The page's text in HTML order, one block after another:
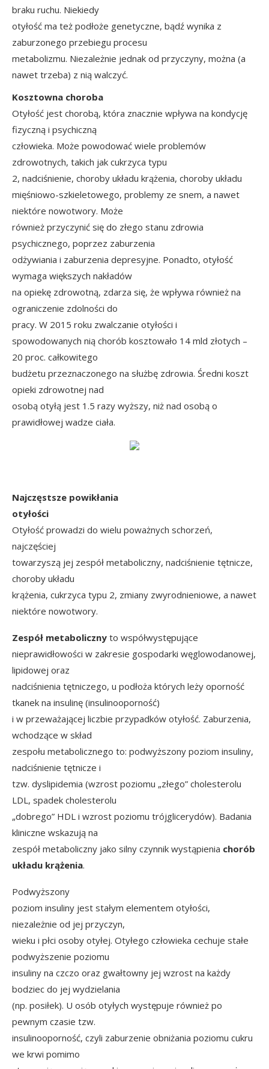
braku ruchu. Niekiedy
otyłość ma też podłoże genetyczne, bądź wynika z
zaburzonego przebiegu procesu
metabolizmu. Niezależnie jednak od przyczyny, można (a
nawet trzeba) z nią walczyć.
Kosztowna choroba
Otyłość jest chorobą, która znacznie wpływa na kondycję
fizyczną i psychiczną
człowieka. Może powodować wiele problemów
zdrowotnych, takich jak cukrzyca typu
2, nadciśnienie, choroby układu krążenia, choroby układu
mięśniowo-szkieletowego, problemy ze snem, a nawet
niektóre nowotwory. Może
również przyczynić się do złego stanu zdrowia
psychicznego, poprzez zaburzenia
odżywiania i zaburzenia depresyjne. Ponadto, otyłość
wymaga większych nakładów
na opiekę zdrowotną, zdarza się, że wpływa również na
ograniczenie zdolności do
pracy. W 2015 roku zwalczanie otyłości i
spowodowanych nią chorób kosztowało 14 mld złotych –
20 proc. całkowitego
budżetu przeznaczonego na służbę zdrowia. Średni koszt
opieki zdrowotnej nad
osobą otyłą jest 1.5 razy wyższy, niż nad osobą o
prawidłowej wadze ciała.
Najczęstsze powikłania
otyłości
Otyłość prowadzi do wielu poważnych schorzeń,
najczęściej
towarzyszą jej zespół metaboliczny, nadciśnienie tętnicze,
choroby układu
krążenia, cukrzyca typu 2, zmiany zwyrodnieniowe, a nawet
niektóre nowotwory.
Zespół metaboliczny to współwystępujące
nieprawidłowości w zakresie gospodarki węglowodanowej,
lipidowej oraz
nadciśnienia tętniczego, u podłoża których leży oporność
tkanek na insulinę (insulinooporność)
i w przeważającej liczbie przypadków otyłość. Zaburzenia,
wchodzące w skład
zespołu metabolicznego to: podwyższony poziom insuliny,
nadciśnienie tętnicze i
tzw. dyslipidemia (wzrost poziomu „złego” cholesterolu
LDL, spadek cholesterolu
„dobrego” HDL i wzrost poziomu trójglicerydów). Badania
kliniczne wskazują na
zespół metaboliczny jako silny czynnik wystąpienia chorób
układu krążenia.
Podwyższony
poziom insuliny jest stałym elementem otyłości,
niezależnie od jej przyczyn,
wieku i płci osoby otyłej. Otyłego człowieka cechuje stałe
podwyższenie poziomu
insuliny na czczo oraz gwałtowny jej wzrost na każdy
bodziec do jej wydzielania
(np. posiłek). U osób otyłych występuje również po
pewnym czasie tzw.
insulinooporność, czyli zaburzenie obniżania poziomu cukru
we krwi pomimo